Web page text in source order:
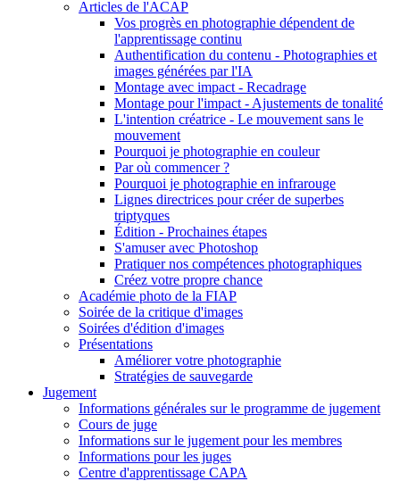
Articles de l'ACAP
Vos progrès en photographie dépendent de
l'apprentissage continu
Authentification du contenu - Photographies et
images générées par l'IA
Montage avec impact - Recadrage
Montage pour l'impact - Ajustements de tonalité
L'intention créatrice - Le mouvement sans le
mouvement
Pourquoi je photographie en couleur
Par où commencer ?
Pourquoi je photographie en infrarouge
Lignes directrices pour créer de superbes
triptyques
Édition - Prochaines étapes
S'amuser avec Photoshop
Pratiquer nos compétences photographiques
Créez votre propre chance
Académie photo de la FIAP
Soirée de la critique d'images
Soirées d'édition d'images
Présentations
Améliorer votre photographie
Stratégies de sauvegarde
Jugement
Informations générales sur le programme de jugement
Cours de juge
Informations sur le jugement pour les membres
Informations pour les juges
Centre d'apprentissage CAPA